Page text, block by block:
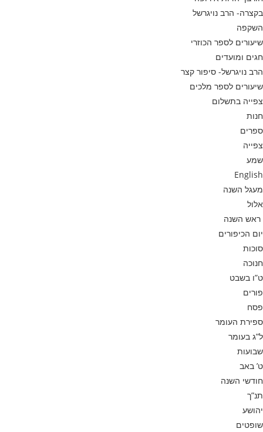
בקצרה- הרב נויגרשל
השקפה
שיעורים לספר הכוזרי
חגים ומועדים
הרב נויגרשל- סיפור קצר
שיעורים לספר מלכים
צפייה בתשלום
חנות
ספרים
צפייה
שמע
English
מעגל השנה
אלול
ראש השנה
יום הכיפורים
סוכות
חנוכה
ט”ו בשבט
פורים
פסח
ספירת העומר
ל”ג בעומר
שבועות
ט’ באב
חודשי השנה
תנ”ך
יהושע
שופטים